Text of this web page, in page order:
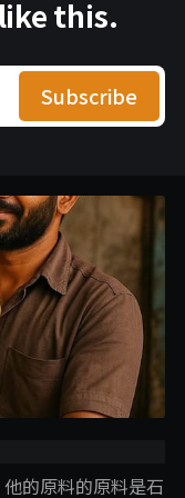
this.
Subscribe
的原料的原料是石